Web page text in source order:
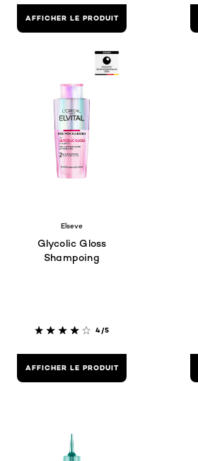
AFFICHER LE PRODUIT
Elseve
Glycolic Gloss
Shampoing
4/5
AFFICHER LE PRODUIT